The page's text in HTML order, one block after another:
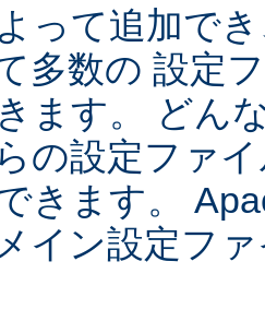
って追加で
多数の 設定
ます。 どん
の設定ファ
きます。
イン設定フ